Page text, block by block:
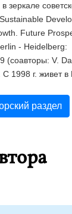
зеркале
Future
- Heidelberg:
(соавторы: V.
1998 г. живет в
раздел